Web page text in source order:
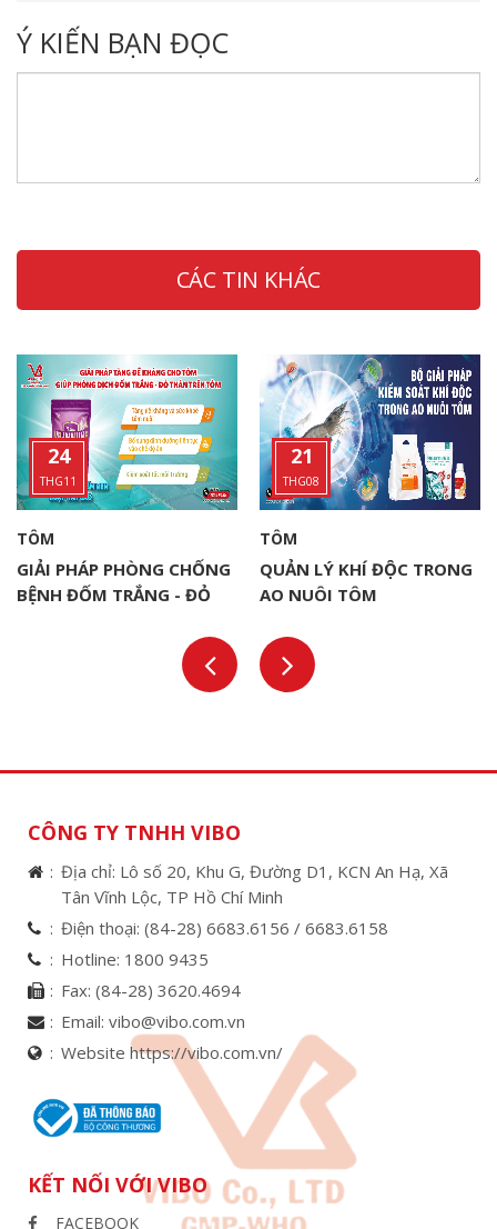
Ý KIẾN BẠN ĐỌC
CÁC TIN KHÁC
24
THG11
TÔM
GIẢI PHÁP PHÒNG CHỐNG
BỆNH ĐỐM TRẮNG - ĐỎ
21
THG08
TÔM
QUẢN LÝ KHÍ ĐỘC TRONG
AO NUÔI TÔM
CÔNG TY TNHH VIBO
Địa chỉ: Lô số 20, Khu G, Đường D1, KCN An Hạ, Xã
Tân Vĩnh Lộc, TP Hồ Chí Minh
Điện thoại: (84-28) 6683.6156 / 6683.6158
Hotline: 1800 9435
Fax: (84-28) 3620.4694
Email: vibo@vibo.com.vn
Website https://vibo.com.vn/
KẾT NỐI VỚI VIBO
FACEBOOK